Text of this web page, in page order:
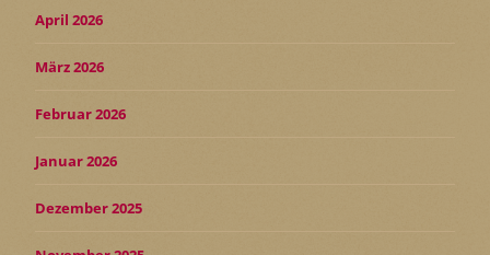
April 2026
März 2026
Februar 2026
Januar 2026
Dezember 2025